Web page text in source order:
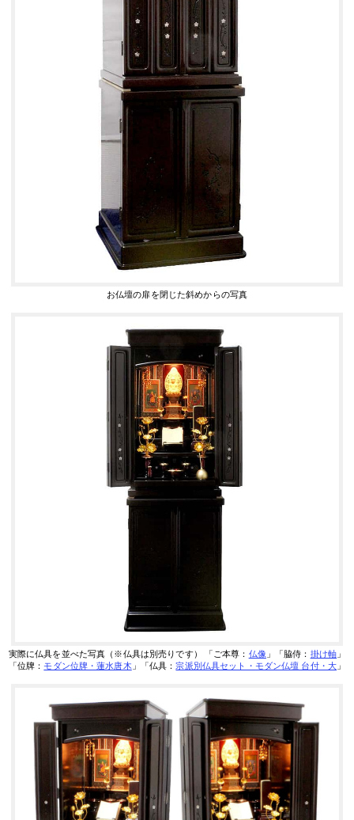
お仏壇の扉を閉じた斜めからの写真
実際に仏具を並べた写真（※仏具は別売りです） 「ご本尊： 仏像 」「脇侍： 掛け軸 」
「位牌：モダン位牌・蓮水唐木 」「仏具：宗派別仏具セット・モダン仏壇 台付・大 」